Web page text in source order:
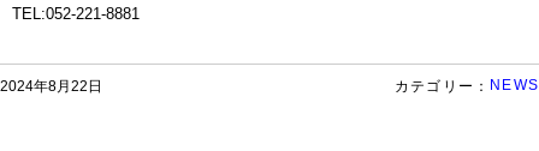
TEL:052-221-8881
カテゴリー： NEWS
2024年8月22日